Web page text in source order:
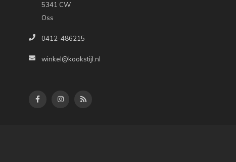
5341 CW
Oss
0412-486215
winkel@kookstijl.nl